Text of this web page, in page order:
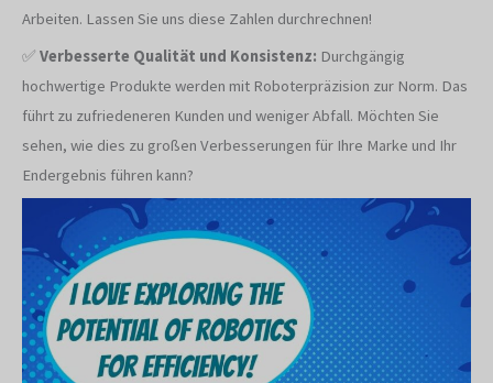
Arbeiten. Lassen Sie uns diese Zahlen durchrechnen!
✅ Verbesserte Qualität und Konsistenz: Durchgängig
hochwertige Produkte werden mit Roboterpräzision zur Norm. Das
führt zu zufriedeneren Kunden und weniger Abfall. Möchten Sie
sehen, wie dies zu großen Verbesserungen für Ihre Marke und Ihr
Endergebnis führen kann?